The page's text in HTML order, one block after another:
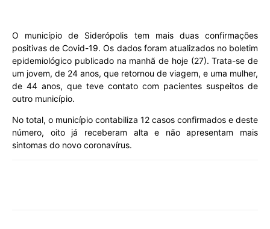
O município de Siderópolis tem mais duas confirmações
positivas de Covid-19. Os dados foram atualizados no boletim
epidemiológico publicado na manhã de hoje (27). Trata-se de
um jovem, de 24 anos, que retornou de viagem, e uma mulher,
de 44 anos, que teve contato com pacientes suspeitos de
outro município.
No total, o município contabiliza 12 casos confirmados e deste
número, oito já receberam alta e não apresentam mais
sintomas do novo coronavírus.